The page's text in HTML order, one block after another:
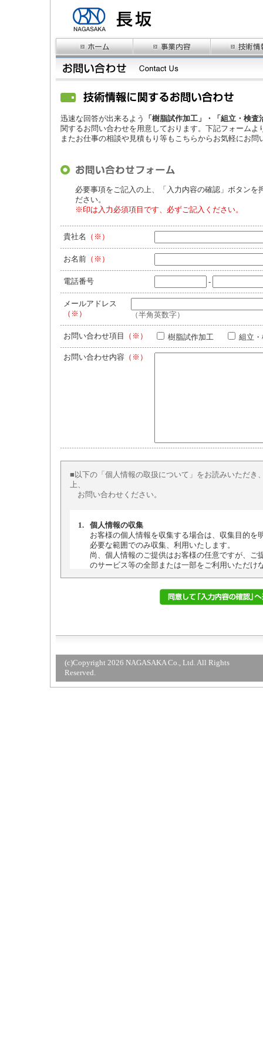
迅速な回答が出来るよう
「樹脂試作加工」・「組立・検
関するお問い合わせを用意しております。下記フォームよ
またお仕事の相談や見積もり等もこちらからお気軽にお問
必要事項をご記入の上、「入力内容の確認」ボタンを
ださい。
※印は入力必須項目です、必ずご記入ください。
貴社名 （※）
お名前 （※）
電話番号 -
メールアドレス
（※）
（半角英数字）
お問い合わせ項目 （※） 樹脂試作加工 組立
お問い合わせ内容 （※）
■以下の「個人情報の取扱について」をお読みいただき
上、
お問い合わせください。
(c)Copyright 2026 NAGASAKA Co., Ltd. All Rights
Reserved.